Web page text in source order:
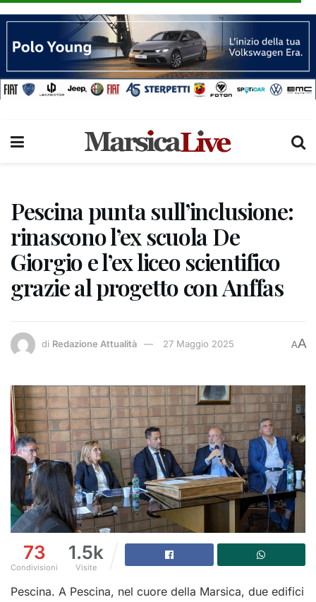
Pescina punta sull’inclusione:
rinascono l’ex scuola De
Giorgio e l’ex liceo scientifico
grazie al progetto con Anffas
di Redazione Attualità 27 Maggio 2025 AA
73
Condivisioni
1.5k
Visite
Pescina. A Pescina, nel cuore della Marsica, due edifici